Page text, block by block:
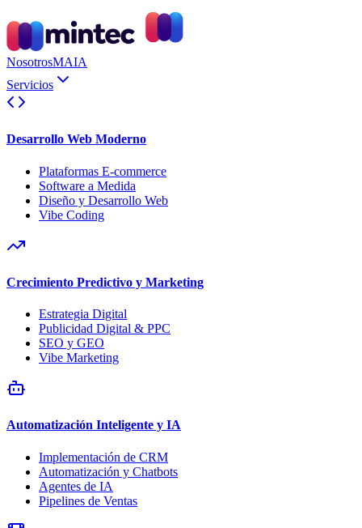
NosotrosMAIA
Servicios
Desarrollo Web Moderno
Plataformas E-commerce
Software a Medida
Diseño y Desarrollo Web
Vibe Coding
Crecimiento Predictivo y Marketing
Estrategia Digital
Publicidad Digital & PPC
SEO y GEO
Vibe Marketing
Automatización Inteligente y IA
Implementación de CRM
Automatización y Chatbots
Agentes de IA
Pipelines de Ventas